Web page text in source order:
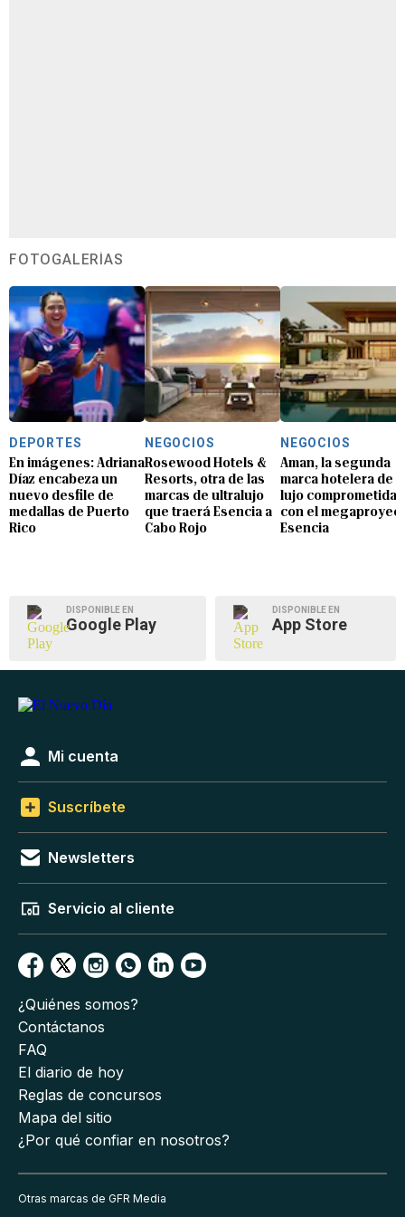
FOTOGALERÍAS
DEPORTES
En imágenes: Adriana
Díaz encabeza un
nuevo desfile de
medallas de Puerto
Rico
NEGOCIOS
Rosewood Hotels &
Resorts, otra de las
marcas de ultralujo
que traerá Esencia a
Cabo Rojo
NEGOCIOS
Aman, la segunda
marca hotelera de
lujo comprometida
con el
Esencia
DISPONIBLE EN
Google Play
DISPONIBLE EN
App Store
Mi cuenta
Suscríbete
Newsletters
Servicio al cliente
¿Quiénes somos?
Contáctanos
FAQ
El diario de hoy
Reglas de concursos
Mapa del sitio
¿Por qué confiar en nosotros?
Otras marcas de GFR Media